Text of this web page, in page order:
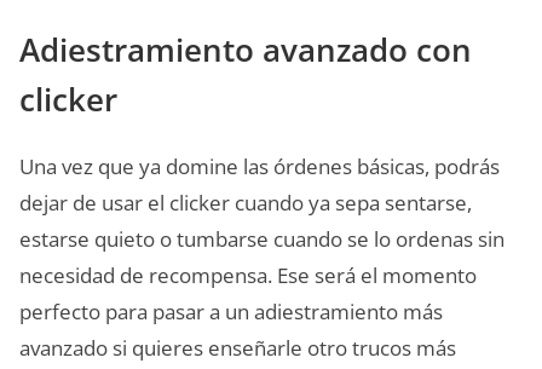
Adiestramiento avanzado con
clicker
Una vez que ya domine las órdenes básicas, podrás
dejar de usar el clicker cuando ya sepa sentarse,
estarse quieto o tumbarse cuando se lo ordenas sin
necesidad de recompensa. Ese será el momento
perfecto para pasar a un adiestramiento más
avanzado si quieres enseñarle otro trucos más